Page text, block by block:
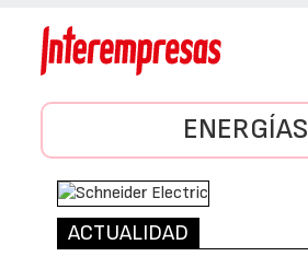
ENERGÍAS
ACTUALIDAD